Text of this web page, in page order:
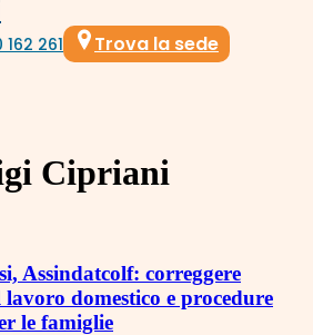
162 261 Trova la sede
Cipriani
Assindatcolf: correggere
domestico e procedure
le famiglie